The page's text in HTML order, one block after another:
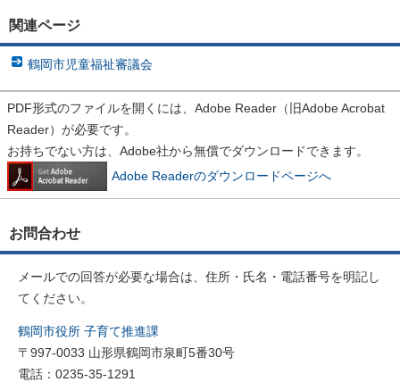
関連ページ
鶴岡市児童福祉審議会
PDF形式のファイルを開くには、Adobe Reader（旧Adobe Acrobat
Reader）が必要です。
お持ちでない方は、Adobe社から無償でダウンロードできます。
Adobe Readerのダウンロードページへ
お問合わせ
メールでの回答が必要な場合は、住所・氏名・電話番号を明記し
てください。
鶴岡市役所 子育て推進課
〒997-0033 山形県鶴岡市泉町5番30号
電話：0235-35-1291